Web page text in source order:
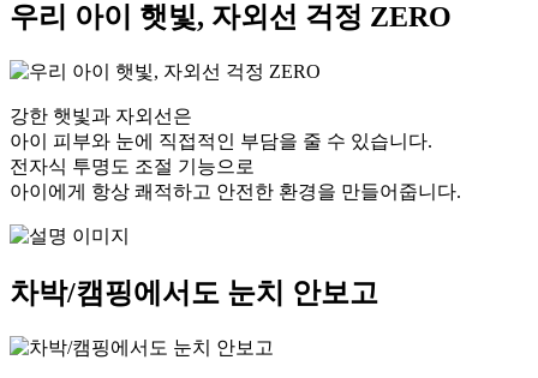
우리 아이 햇빛, 자외선 걱정 ZERO
강한 햇빛과 자외선은
아이 피부와 눈에 직접적인 부담을 줄 수 있습니다.
전자식 투명도 조절 기능으로
아이에게 항상 쾌적하고 안전한 환경을 만들어줍니다.
차박/캠핑에서도 눈치 안보고